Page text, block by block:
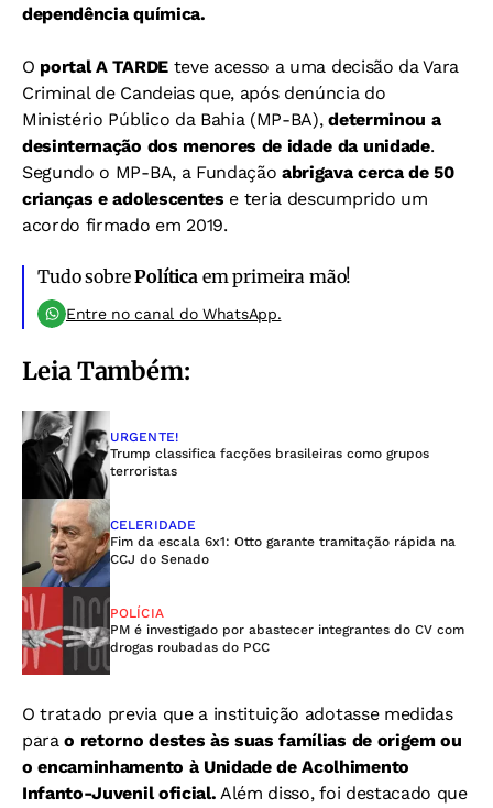
dependência química.
O portal A TARDEteve acesso a uma decisão da Vara
Criminal de Candeias que, após denúncia do
Ministério Público da Bahia (MP-BA),determinou a
desinternação dos menores de idade da unidade.
Segundo o MP-BA, a Fundaçãoabrigava cerca de 50
crianças e adolescentes e teria descumprido um
acordo firmado em 2019.
Tudo sobrePolíticaem primeira mão!
Entre no canal do WhatsApp.
Leia Também:
URGENTE!
Trump classifica facções brasileiras como grupos
terroristas
CELERIDADE
Fim da escala 6x1: Otto garante tramitação rápida na
CCJ do Senado
POLÍCIA
PM é investigado por abastecer integrantes do CV com
drogas roubadas do PCC
O tratado previa que a instituição adotasse medidas
parao retorno destes às suas famílias de origem ou
o encaminhamento à Unidade de Acolhimento
Infanto-Juvenil oficial. Além disso, foi destacado que